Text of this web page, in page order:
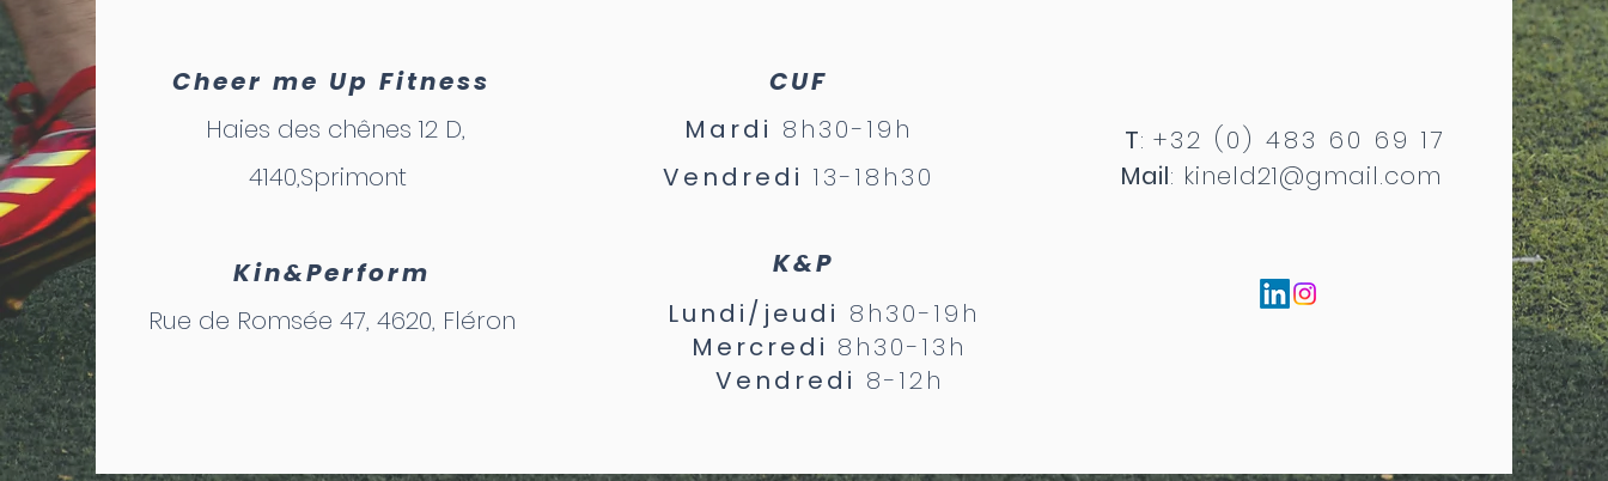
Cheer me Up Fitness
Haies des chênes 12 D,
4140,Sprimont
Kin&Perform
Rue de Romsée 47, 4620, Fléron
CUF
Mardi 8h30-19h
Vendredi 13-18h30​
K&P
Lundi/ jeudi 8h30-19h
Mercredi 8h30-13h
Vendredi 8-12h
T:+32 (0) 483 60 69 17
Mail: kineld21@gmail.com